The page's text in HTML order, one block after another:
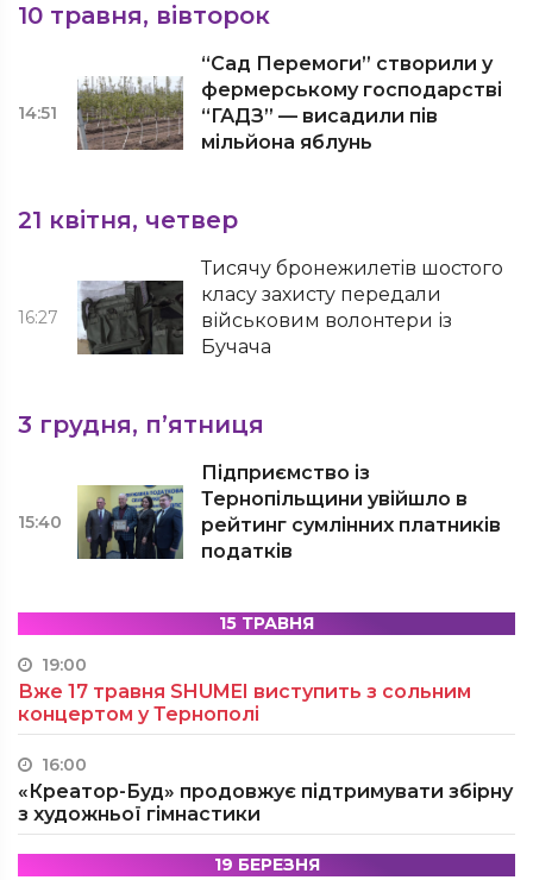
10 травня, вівторок
14:51
“Сад Перемоги” створили у
фермерському господарстві
“ГАДЗ” — висадили пів
мільйона яблунь
21 квітня, четвер
16:27
Тисячу бронежилетів шостого
класу захисту передали
військовим волонтери із
Бучача
3 грудня, п’ятниця
15:40
Підприємство із
Тернопільщини увійшло в
рейтинг сумлінних платників
податків
15 ТРАВНЯ
19:00
Вже 17 травня SHUMEI виступить з сольним
концертом у Тернополі
16:00
«Креатор-Буд» продовжує підтримувати збірну
з художньої гімнастики
19 БЕРЕЗНЯ